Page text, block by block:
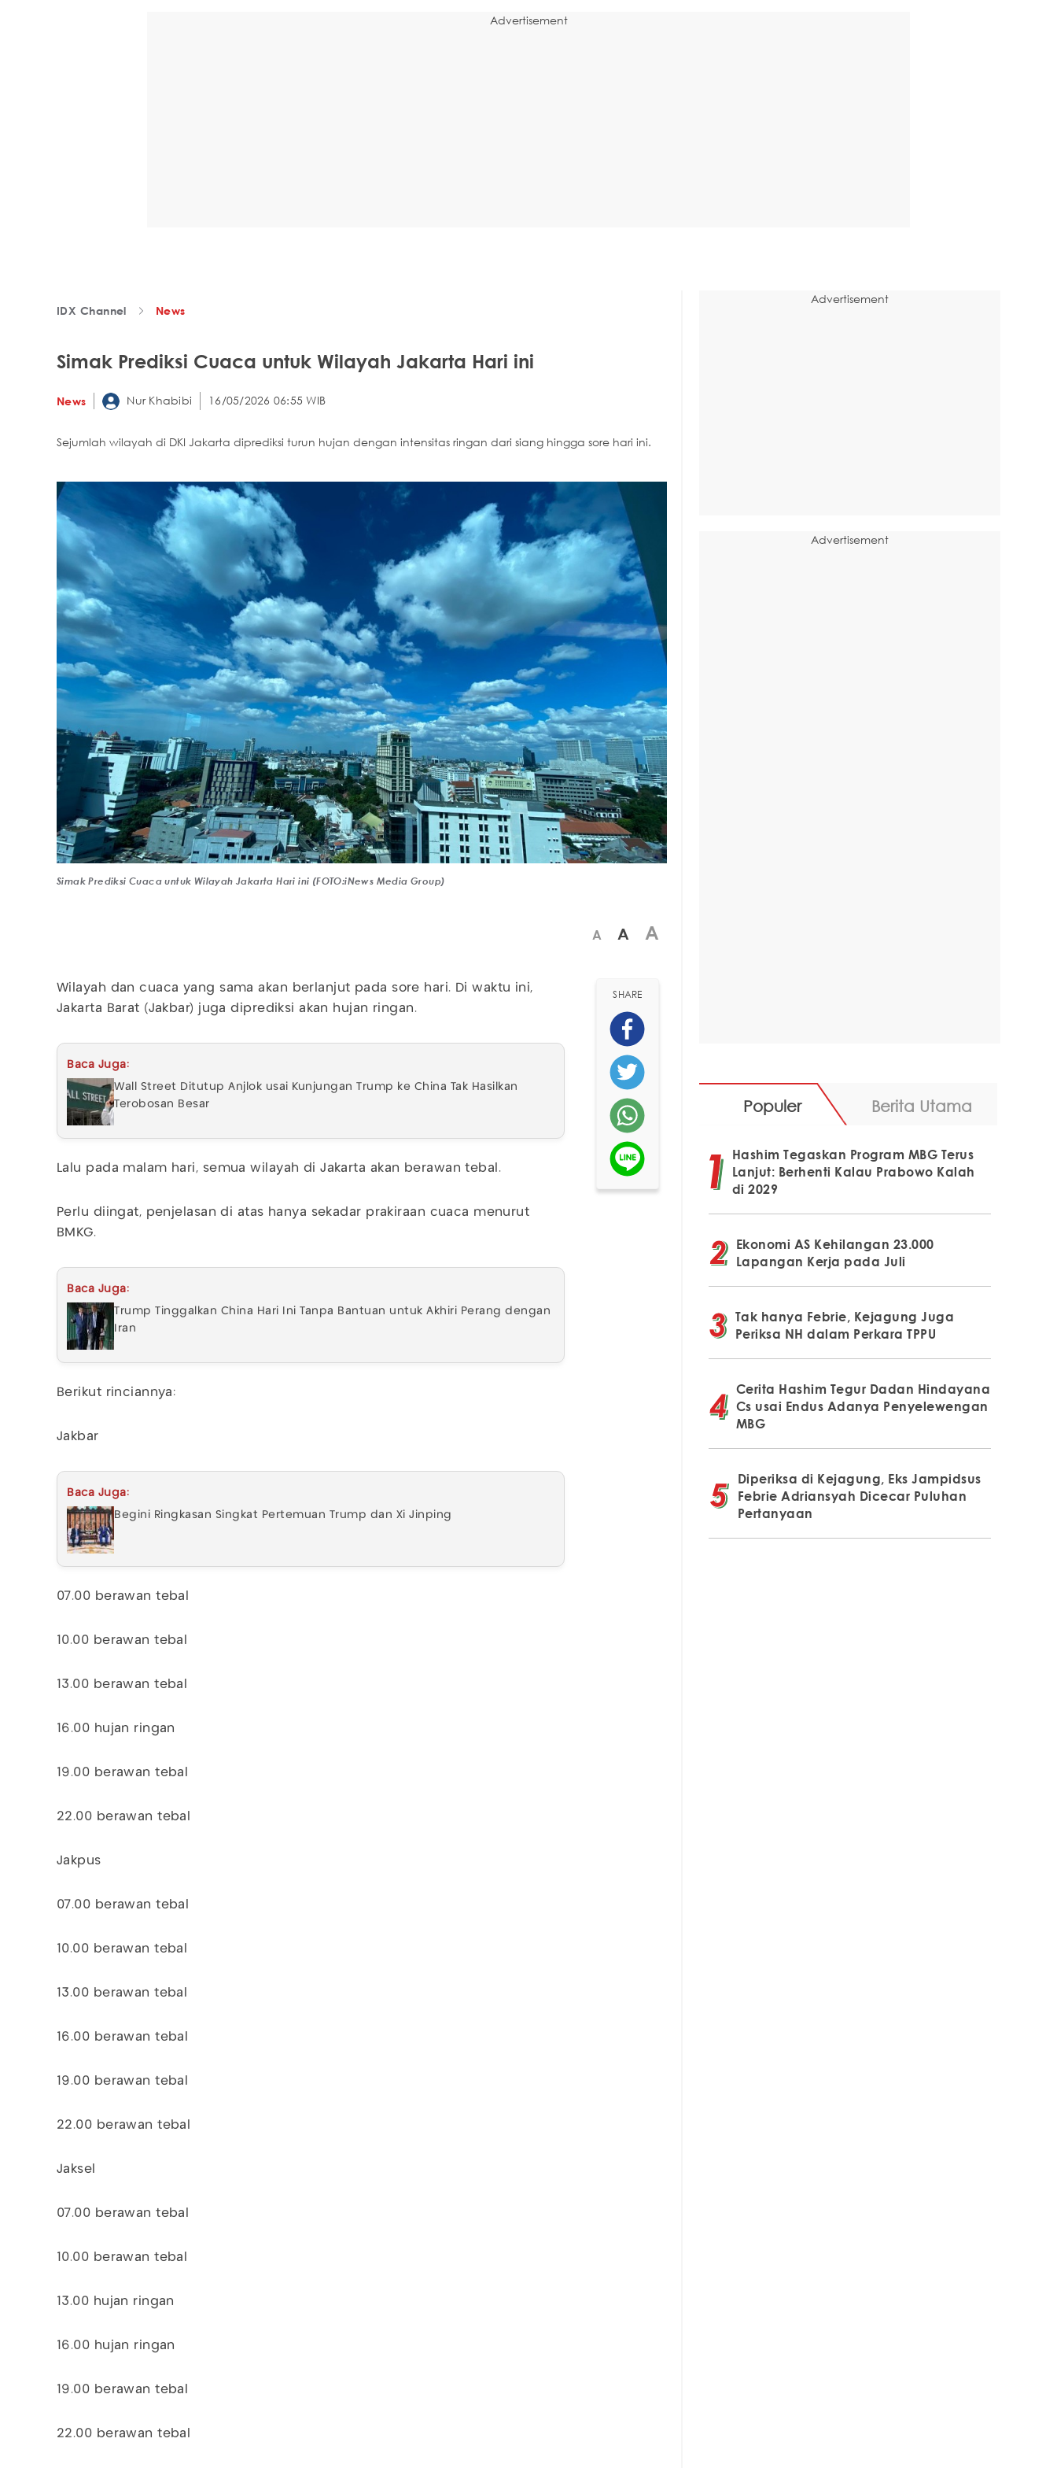
Advertisement
IDX Channel News
Simak Prediksi Cuaca untuk Wilayah Jakarta Hari ini
News Nur Khabibi 16/05/2026 06:55 WIB
Sejumlah wilayah di DKI Jakarta diprediksi turun hujan dengan intensitas ringan dari siang hingga sore hari ini.
Simak Prediksi Cuaca untuk Wilayah Jakarta Hari ini (FOTO:iNews Media Group)
A A A
Wilayah dan cuaca yang sama akan berlanjut pada sore hari. Di waktu ini,
Jakarta Barat (Jakbar) juga diprediksi akan hujan ringan.
Baca Juga:
Wall Street Ditutup Anjlok usai Kunjungan Trump ke China Tak Hasilkan
Terobosan Besar
Lalu pada malam hari, semua wilayah di Jakarta akan berawan tebal.
Perlu diingat, penjelasan di atas hanya sekadar prakiraan cuaca menurut
BMKG.
Baca Juga:
Trump Tinggalkan China Hari Ini Tanpa Bantuan untuk Akhiri Perang dengan
Iran
Berikut rinciannya:
Jakbar
Baca Juga:
Begini Ringkasan Singkat Pertemuan Trump dan Xi Jinping
07.00 berawan tebal
10.00 berawan tebal
13.00 berawan tebal
16.00 hujan ringan
19.00 berawan tebal
22.00 berawan tebal
Jakpus
07.00 berawan tebal
10.00 berawan tebal
13.00 berawan tebal
16.00 berawan tebal
19.00 berawan tebal
22.00 berawan tebal
Jaksel
07.00 berawan tebal
10.00 berawan tebal
13.00 hujan ringan
16.00 hujan ringan
19.00 berawan tebal
22.00 berawan tebal
SHARE
Advertisement
Advertisement
Populer Berita Utama
Hashim Tegaskan Program MBG Terus
Lanjut: Berhenti Kalau Prabowo Kalah
di 2029
Ekonomi AS Kehilangan 23.000
Lapangan Kerja pada Juli
Tak hanya Febrie, Kejagung Juga
Periksa NH dalam Perkara TPPU
Cerita Hashim Tegur Dadan Hindayana
Cs usai Endus Adanya Penyelewengan
MBG
Diperiksa di Kejagung, Eks Jampidsus
Febrie Adriansyah Dicecar Puluhan
Pertanyaan